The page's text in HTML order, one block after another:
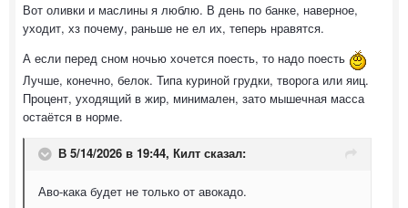
Вот оливки и маслины я люблю. В день по банке, наверное,
уходит, хз почему, раньше не ел их, теперь нравятся.
А если перед сном ночью хочется поесть, то надо поесть
Лучше, конечно, белок. Типа куриной грудки, творога или яиц.
Процент, уходящий в жир, минимален, зато мышечная масса
остаётся в норме.
В 5/14/2026 в 19:44, Килт сказал:
Аво-кака будет не только от авокадо.